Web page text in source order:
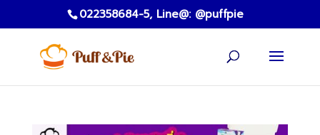
022358684-5, Line@: @puffpie